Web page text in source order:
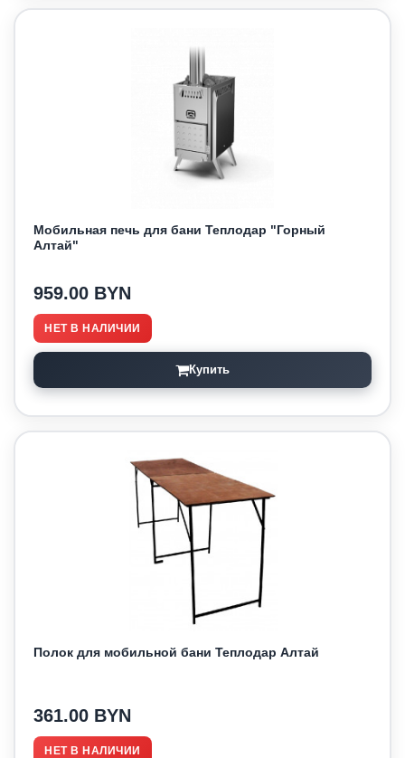
Мобильная печь для бани Теплодар "Горный
Алтай"
959.00 BYN
НЕТ В НАЛИЧИИ
Купить
Полок для мобильной бани Теплодар Алтай
361.00 BYN
НЕТ В НАЛИЧИИ